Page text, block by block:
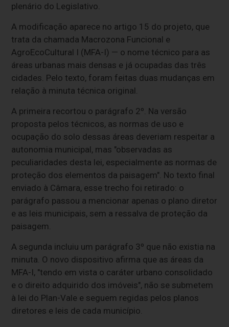
plenário do Legislativo.
A modificação aparece no artigo 15 do projeto, que
trata da chamada Macrozona Funcional e
AgroEcoCultural I (MFA-I) — o nome técnico para as
áreas urbanas mais densas e já ocupadas das três
cidades. Pelo texto, foram feitas duas mudanças em
relação à minuta técnica original.
A primeira recortou o parágrafo 2º. Na versão
proposta pelos técnicos, as normas de uso e
ocupação do solo dessas áreas deveriam respeitar a
autonomia municipal, mas "observadas as
peculiaridades desta lei, especialmente as normas de
proteção dos elementos da paisagem". No texto final
enviado à Câmara, esse trecho foi retirado: o
parágrafo passou a mencionar apenas o plano diretor
e as leis municipais, sem a ressalva de proteção da
paisagem.
A segunda incluiu um parágrafo 3º que não existia na
minuta. O novo dispositivo afirma que as áreas da
MFA-I, "tendo em vista o caráter urbano consolidado
e o direito adquirido dos imóveis", não se submetem
à lei do Plan-Vale e seguem regidas pelos planos
diretores e leis de cada município.